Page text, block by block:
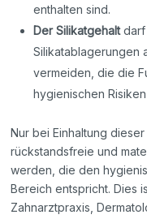
enthalten sind.
Der Silikatgehalt
Silikatablagerungen
vermeiden, die die
hygienischen
Nur bei Einhaltung
rückstandsfreie und
werden, die den
Bereich entspricht. Dies
Zahnarztpraxis,